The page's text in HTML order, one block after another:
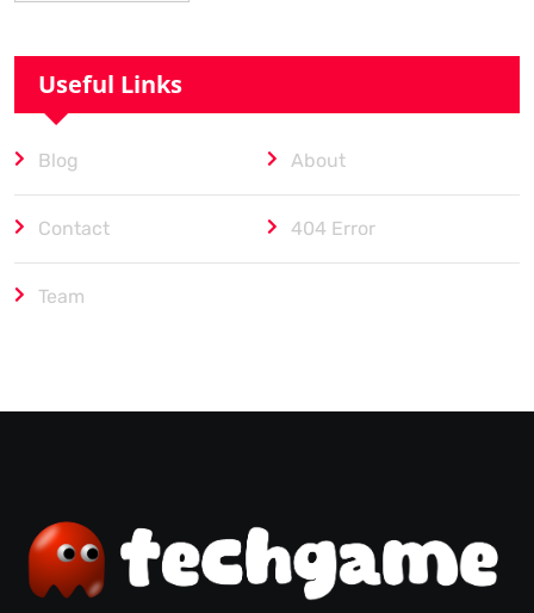
Useful Links
Blog About
Contact 404 Error
Team